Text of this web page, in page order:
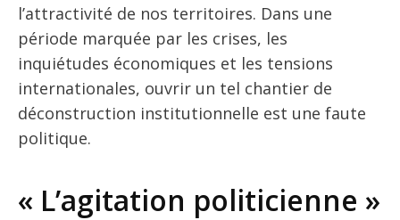
l’attractivité de nos territoires. Dans une
période marquée par les crises, les
inquiétudes économiques et les tensions
internationales, ouvrir un tel chantier de
déconstruction institutionnelle est une faute
politique.
« L’agitation politicienne »